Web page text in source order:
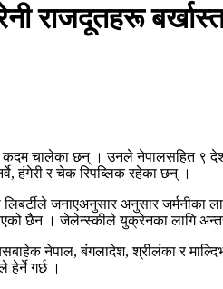
राजदूतहरू
कदम चालेका छन् । उनले नेपालसहित
हंगेरी र चेक रिपब्लिक रहेका छन् ।
लिबर्टीले जनाएअनुसार अनुसार
छैन । जेलेन्स्कीले युक्रेनका लागि
नेपाल, बंगलादेश, श्रीलंका र
गर्छ ।